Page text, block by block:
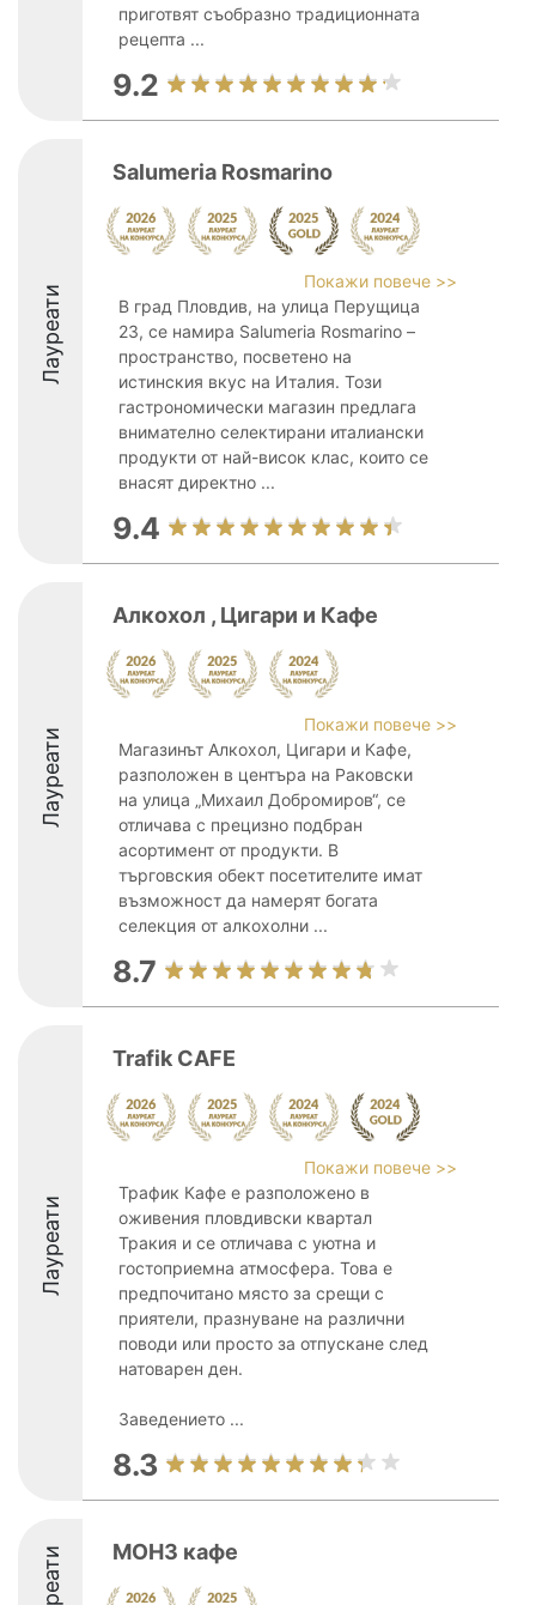
приготвят съобразно традиционната
рецепта ...
9.2
Лауреати
Salumeria Rosmarino
Покажи повече >>
В град Пловдив, на улица Перущица
23, се намира Salumeria Rosmarino –
пространство, посветено на
истинския вкус на Италия. Този
гастрономически магазин предлага
внимателно селектирани италиански
продукти от най-висок клас, които се
внасят директно ...
9.4
Лауреати
Алкохол , Цигари и Кафе
Покажи повече >>
Магазинът Алкохол, Цигари и Кафе,
разположен в центъра на Раковски
на улица „Михаил Добромиров“, се
отличава с прецизно подбран
асортимент от продукти. В
търговския обект посетителите имат
възможност да намерят богата
селекция от алкохолни ...
8.7
Лауреати
Trafik CAFE
Покажи повече >>
Трафик Кафе е разположено в
оживения пловдивски квартал
Тракия и се отличава с уютна и
гостоприемна атмосфера. Това е
предпочитано място за срещи с
приятели, празнуване на различни
поводи или просто за отпускане след
натоварен ден.
Заведението ...
8.3
МОНЗ кафе